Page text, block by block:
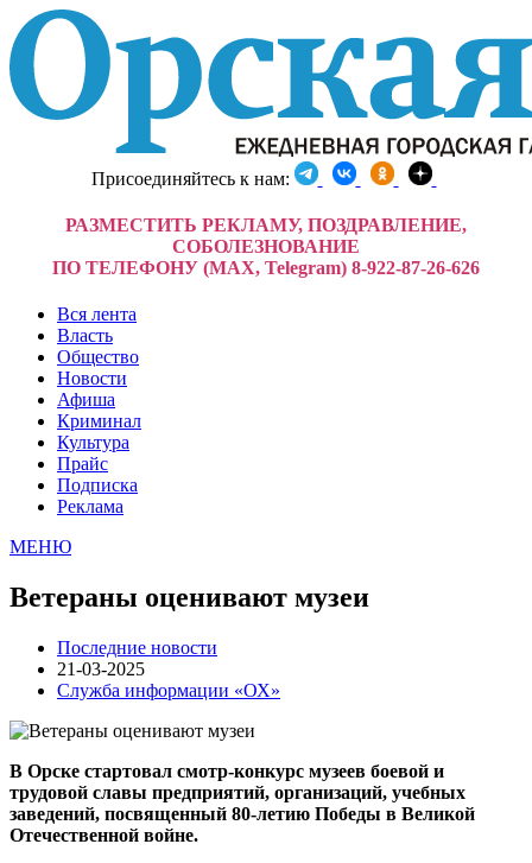
Присоединяйтесь к нам:
РАЗМЕСТИТЬ РЕКЛАМУ, ПОЗДРАВЛЕНИЕ,
СОБОЛЕЗНОВАНИЕ
ПО ТЕЛЕФОНУ (MAX, Telegram) 8-922-87-26-626
Вся лента
Власть
Общество
Новости
Афиша
Криминал
Культура
Прайс
Подписка
Реклама
МЕНЮ
Ветераны оценивают музеи
Последние новости
21-03-2025
Служба информации «ОХ»
В Орске стартовал смотр-конкурс музеев боевой и
трудовой славы предприятий, организаций, учебных
заведений, посвященный 80-летию Победы в Великой
Отечественной войне.